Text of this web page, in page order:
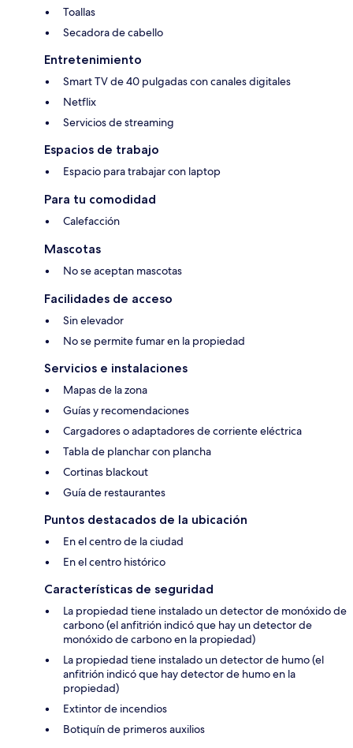
Toallas
Secadora de cabello
Entretenimiento
Smart TV de 40 pulgadas con canales digitales
Netflix
Servicios de streaming
Espacios de trabajo
Espacio para trabajar con laptop
Para tu comodidad
Calefacción
Mascotas
No se aceptan mascotas
Facilidades de acceso
Sin elevador
No se permite fumar en la propiedad
Servicios e instalaciones
Mapas de la zona
Guías y recomendaciones
Cargadores o adaptadores de corriente eléctrica
Tabla de planchar con plancha
Cortinas blackout
Guía de restaurantes
Puntos destacados de la ubicación
En el centro de la ciudad
En el centro histórico
Características de seguridad
La propiedad tiene instalado un detector de monóxido de
carbono (el anfitrión indicó que hay un detector de
monóxido de carbono en la propiedad)
La propiedad tiene instalado un detector de humo (el
anfitrión indicó que hay detector de humo en la
propiedad)
Extintor de incendios
Botiquín de primeros auxilios